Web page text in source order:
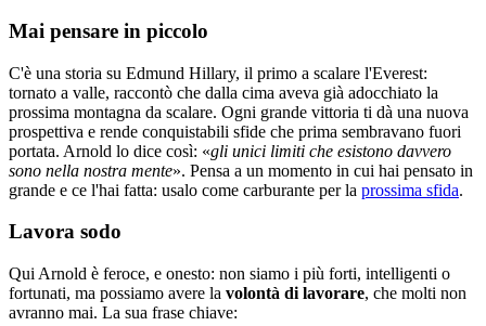
Mai pensare in piccolo
C'è una storia su Edmund Hillary, il primo a scalare l'Everest:
tornato a valle, raccontò che dalla cima aveva già adocchiato la
prossima montagna da scalare. Ogni grande vittoria ti dà una nuova
prospettiva e rende conquistabili sfide che prima sembravano fuori
portata. Arnold lo dice così: «gli unici limiti che esistono davvero
sono nella nostra mente». Pensa a un momento in cui hai pensato in
grande e ce l'hai fatta: usalo come carburante per la prossima sfida.
Lavora sodo
Qui Arnold è feroce, e onesto: non siamo i più forti, intelligenti o
fortunati, ma possiamo avere la volontà di lavorare, che molti non
avranno mai. La sua frase chiave: